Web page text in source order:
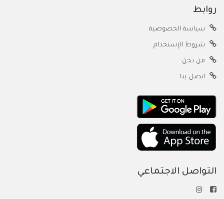
روابط
سياسة الخصوصية
شروط الإستخدام
من نحن
اتصل بنا
التواصل الاجتماعي